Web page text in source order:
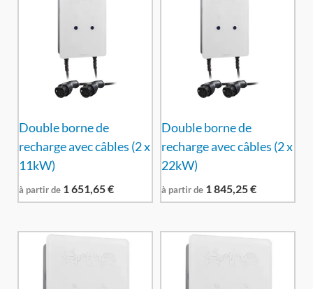
Double borne de
recharge avec câbles (2 x
11kW)
à partir de 1 651,65€
Double borne de
recharge avec câbles (2 x
22kW)
à partir de 1 845,25€